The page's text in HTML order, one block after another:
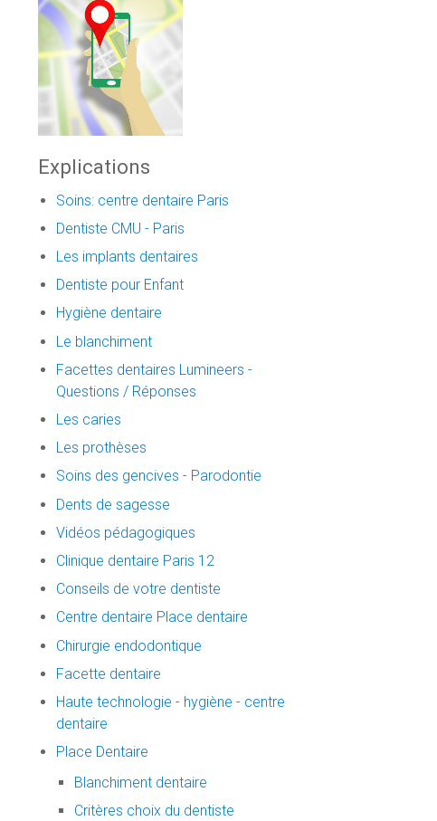
Explications
Soins: centre dentaire Paris
Dentiste CMU - Paris
Les implants dentaires
Dentiste pour Enfant
Hygiène dentaire
Le blanchiment
Facettes dentaires Lumineers -
Questions / Réponses
Les caries
Les prothèses
Soins des gencives - Parodontie
Dents de sagesse
Vidéos pédagogiques
Clinique dentaire Paris 12
Conseils de votre dentiste
Centre dentaire Place dentaire
Chirurgie endodontique
Facette dentaire
Haute technologie - hygiène - centre
dentaire
Place Dentaire
Blanchiment dentaire
Critères choix du dentiste